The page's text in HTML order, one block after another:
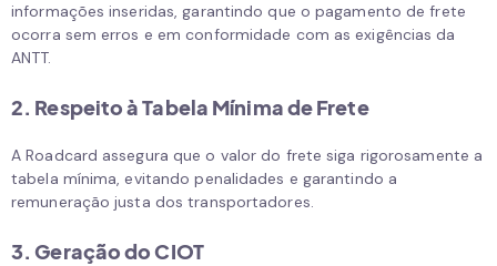
informações inseridas, garantindo que o pagamento de frete
ocorra sem erros e em conformidade com as exigências da
ANTT.
2. Respeito à Tabela Mínima de Frete
A Roadcard assegura que o valor do frete siga rigorosamente a
tabela mínima, evitando penalidades e garantindo a
remuneração justa dos transportadores.
3. Geração do CIOT